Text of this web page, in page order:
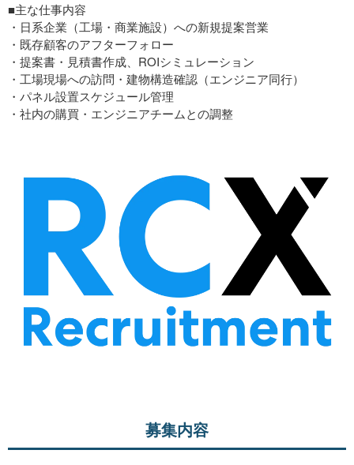
■主な仕事内容
・日系企業（工場・商業施設）への新規提案営業
・既存顧客のアフターフォロー
・提案書・見積書作成、ROIシミュレーション
・工場現場への訪問・建物構造確認（エンジニア同行）
・パネル設置スケジュール管理
・社内の購買・エンジニアチームとの調整
募集内容